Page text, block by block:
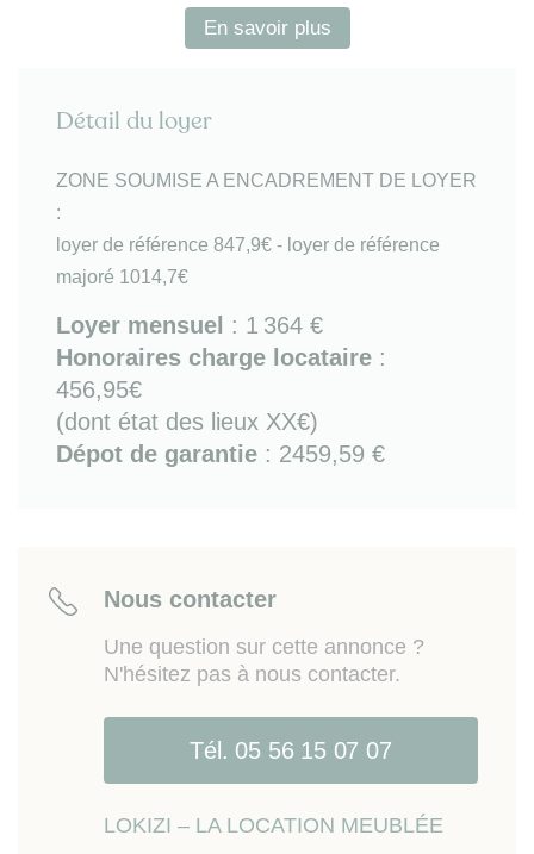
- 1 place de parking privatif abrité au sous-sol de la
Exposition est-ouest.
Achard, avec accès direct à place des Quinconces),
Cité du Vin, quais de Garonne (promenade,
shopping), quartier des Chartrons, accès rapide à
rocade et Pont d'Aquitaine / pont Chaban et Centre
Commercial Bordeaux Lac.
En savoir plus
Détail du loyer
ZONE SOUMISE A ENCADREMENT DE LOYER
:
loyer de référence 847,9€ - loyer de référence
majoré 1014,7€
Loyer mensuel : 1 364 €
Honoraires charge locataire :
456,95€
(dont état des lieux XX€)
Dépot de garantie : 2459,59 €
Nous contacter
Une question sur cette annonce ?
N'hésitez pas à nous contacter.
Tél. 05 56 15 07 07
LOKIZI – LA LOCATION MEUBLÉE